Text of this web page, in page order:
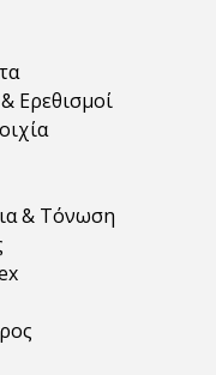
Ερεθισμοί
& Τόνωση